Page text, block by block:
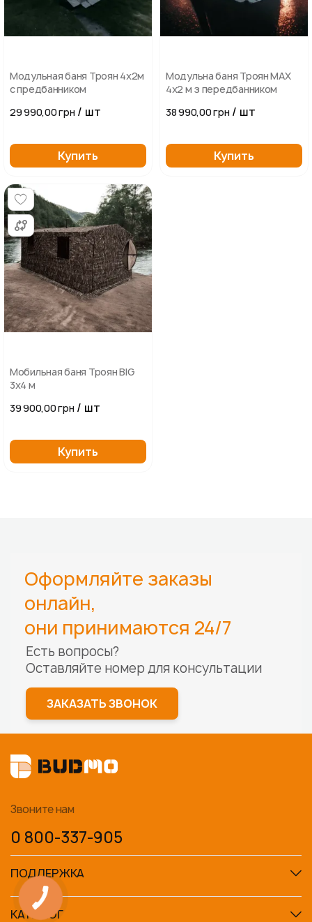
Модульная баня Троян 4х2м
с предбанником
29 990,00 грн / шт
Купить
Модульна баня Троян MAX
4х2 м з передбанником
38 990,00 грн / шт
Купить
Мобильная баня Троян BIG
3х4 м
39 900,00 грн / шт
Купить
Оформляйте заказы
онлайн,
они принимаются 24/7
Есть вопросы?
Оставляйте номер для консультации
ЗАКАЗАТЬ ЗВОНОК
Звоните нам
0 800-337-905
ПОДДЕРЖКА
КАТАЛОГ